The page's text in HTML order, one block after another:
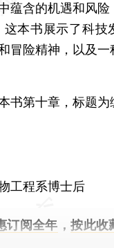
蕴含的机遇和风险
本书展示了科技
冒险精神，以及一
第十章，标题为
工程系博士后
订阅全年 ，按此收